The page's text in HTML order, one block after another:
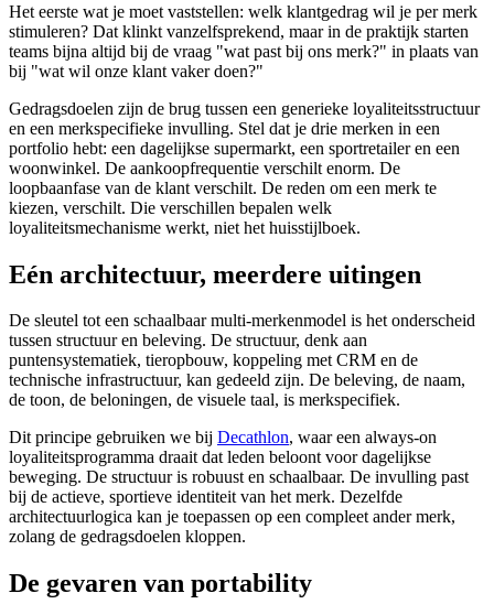
Het eerste wat je moet vaststellen: welk klantgedrag wil je per merk
stimuleren? Dat klinkt vanzelfsprekend, maar in de praktijk starten
teams bijna altijd bij de vraag "wat past bij ons merk?" in plaats van
bij "wat wil onze klant vaker doen?"
Gedragsdoelen zijn de brug tussen een generieke loyaliteitsstructuur
en een merkspecifieke invulling. Stel dat je drie merken in een
portfolio hebt: een dagelijkse supermarkt, een sportretailer en een
woonwinkel. De aankoopfrequentie verschilt enorm. De
loopbaanfase van de klant verschilt. De reden om een merk te
kiezen, verschilt. Die verschillen bepalen welk
loyaliteitsmechanisme werkt, niet het huisstijlboek.
Eén architectuur, meerdere uitingen
De sleutel tot een schaalbaar multi-merkenmodel is het onderscheid
tussen structuur en beleving. De structuur, denk aan
puntensystematiek, tieropbouw, koppeling met CRM en de
technische infrastructuur, kan gedeeld zijn. De beleving, de naam,
de toon, de beloningen, de visuele taal, is merkspecifiek.
Dit principe gebruiken we bij Decathlon, waar een always-on
loyaliteitsprogramma draait dat leden beloont voor dagelijkse
beweging. De structuur is robuust en schaalbaar. De invulling past
bij de actieve, sportieve identiteit van het merk. Dezelfde
architectuurlogica kan je toepassen op een compleet ander merk,
zolang de gedragsdoelen kloppen.
De gevaren van portability